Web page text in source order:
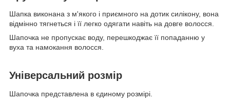
Шапка виконана з м'якого і приємного на дотик силікону, вона
відмінно тягнеться і її легко одягати навіть на довге волосся.
Шапочка не пропускає воду, перешкоджає її попаданню у
вуха та намокання волосся.
Універсальний розмір
Шапочка представлена в єдиному розмірі.